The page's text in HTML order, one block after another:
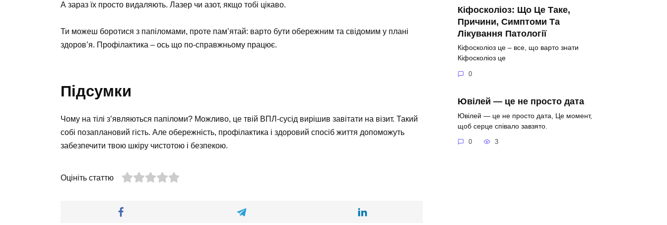
А зараз їх просто видаляють. Лазер чи азот, якщо тобі цікаво.
Ти можеш боротися з папіломами, проте пам’ятай: варто бути обережним та свідомим у плані
здоров’я. Профілактика – ось що по-справжньому працює.
Підсумки
Чому на тілі з’являються папіломи? Можливо, це твій ВПЛ-сусід вирішив завітати на візит. Такий
собі позаплановий гість. Але обережність, профілактика і здоровий спосіб життя допоможуть
забезпечити твою шкіру чистотою і безпекою.
Оцініть статтю
Кіфосколіоз: Що Це Таке,
Причини, Симптоми Та
Лікування Патології
Кіфосколіоз це – все, що варто знати
Кіфосколіоз це
0
Ювілей — це не просто дата
Ювілей — це не просто дата, Це момент,
щоб серце співало завзято.
0 3